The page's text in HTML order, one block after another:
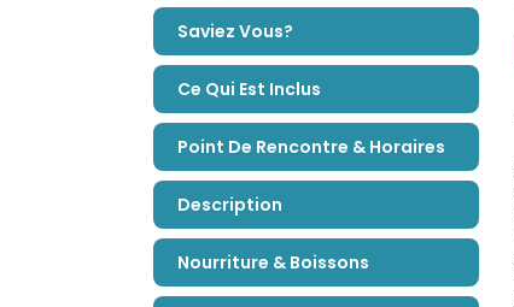
Saviez Vous?
Ce Qui Est Inclus
Point De Rencontre & Horaires
Description
Nourriture & Boissons